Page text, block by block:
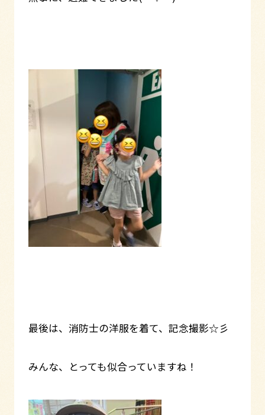
最後は、消防士の洋服を着て、記念撮影☆彡
みんな、とっても似合っていますね！